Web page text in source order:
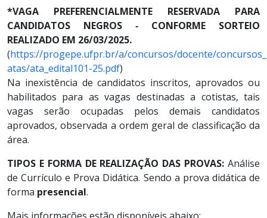
*VAGA PREFERENCIALMENTE RESERVADA PARA
CANDIDATOS NEGROS ‐ CONFORME SORTEIO
REALIZADO EM 26/03/2025.
(https://progepe.ufpr.br/a/concursos/docente/
atas/ata_edital101-25.pdf)
Na inexistência de candidatos inscritos, aprovados ou
habilitados para as vagas destinadas a cotistas, tais
vagas serão ocupadas pelos demais candidatos
aprovados, observada a ordem geral de classificação da
área.
TIPOS E FORMA DE REALIZAÇÃO DAS PROVAS: Análise
de Currículo e Prova Didática. Sendo a prova didática de
forma presencial.